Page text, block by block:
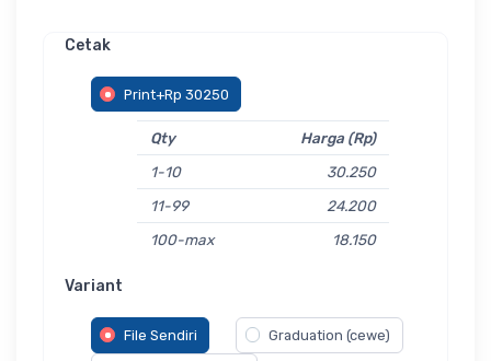
Cetak
Print+Rp 30250
Qty
Harga (Rp)
1-10
30.250
11-99
24.200
100-max
18.150
Variant
File Sendiri Graduation (cewe)